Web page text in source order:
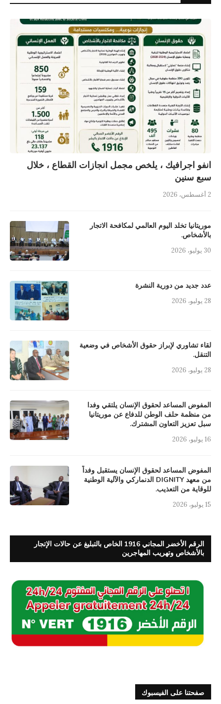
انفو اجرافيك ، يلخص مجمل انجازات القطاع ، خلال
سبع سنين
2 أغسطس، 2026
موريتانيا تخلد اليوم العالمي لمكافحة الاتجار
بالأشخاص.
30 يوليو، 2026
عدد جديد من دورية النشرة
28 يوليو، 2026
لقاء تشاوري لإبراز حقوق الأشخاص في وضعية
التنقل.
28 يوليو، 2026
المفوض المساعد لحقوق الإنسان يلتقي وفدا
من منظمة حلف الوطن للدفاع عن موريتانيا
سبل تعزيز التعاون المشترك.
16 يوليو، 2026
المفوض المساعد لحقوق الإنسان يستقبل وفداً
من معهد DIGNITY الدنماركي والآلية الوطنية
للوقاية من التعذيب.
15 يوليو، 2026
الرقم الأخضر المجاني 1916 الخاص بالتبليغ عن حالات الإتجار
بالأشخاص وتهريب المهاجرين
صفحتنا على الفيسبوك